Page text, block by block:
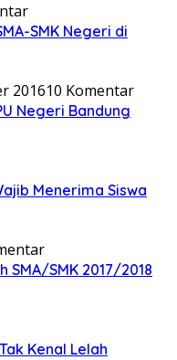
SMK Negeri di
201610 Komentar
Negeri Bandung
Menerima Siswa
SMA/SMK 2017/2018
Kenal Lelah